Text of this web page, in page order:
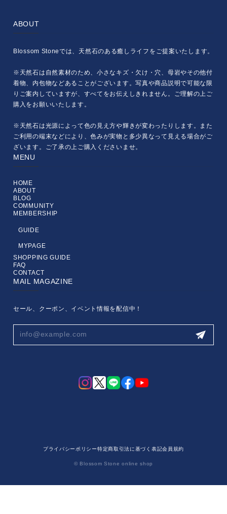
ABOUT
Blossom Stoneでは、天然石のある癒しライフをご提案いたします。
※天然石は自然素材のため、小さなキズ・欠け・穴、母岩やその他付
着物、内包物などあることがございます。写真や商品説明で可能な限
りご案内していますが、すべてをお伝えしきれません。ご理解の上ご
購入をお願いいたします。
※天然石は光源によって色の見え方や輝きが変わったりします。また
ご利用の端末などにより、色みが実物と多少異なって見える場合がご
ざいます。ご了承の上ご購入くださいませ。
MENU
HOME
ABOUT
BLOG
COMMUNITY
MEMBERSHIP
GUIDE
MYPAGE
SHOPPING GUIDE
FAQ
CONTACT
MAIL MAGAZINE
セール、クーポン、イベント情報を配信中！
プライバシーポリシー特定商取引法に基づく表記会員規約
© Blossom Stone online shop